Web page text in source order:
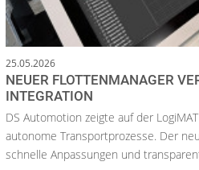
25.05.2026
NEUER FLOTTENMANAGER
INTEGRATION
DS Automotion zeigte auf der
autonome Transportprozesse. Der
schnelle Anpassungen und